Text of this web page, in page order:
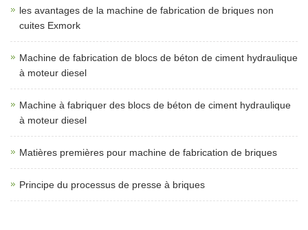
les avantages de la machine de fabrication de briques non
cuites Exmork
Machine de fabrication de blocs de béton de ciment hydraulique
à moteur diesel
Machine à fabriquer des blocs de béton de ciment hydraulique
à moteur diesel
Matières premières pour machine de fabrication de briques
Principe du processus de presse à briques